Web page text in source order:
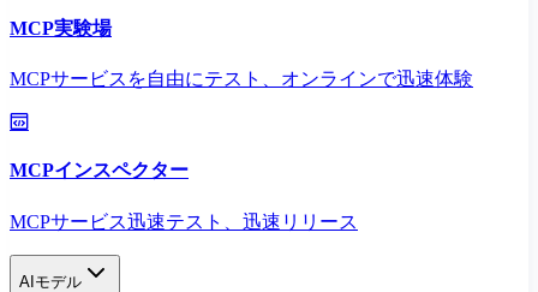
MCP実験場
MCPサービスを自由にテスト、オンラインで迅速体験
MCPインスペクター
MCPサービス迅速テスト、迅速リリース
AIモデル